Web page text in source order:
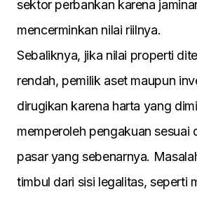
sektor perbankan karena
mencerminkan nilai riilnya.
Sebaliknya, jika nilai properti
rendah, pemilik aset maupun
dirugikan karena harta yang
memperoleh pengakuan sesuai
pasar yang sebenarnya.
timbul dari sisi legalitas, seperti